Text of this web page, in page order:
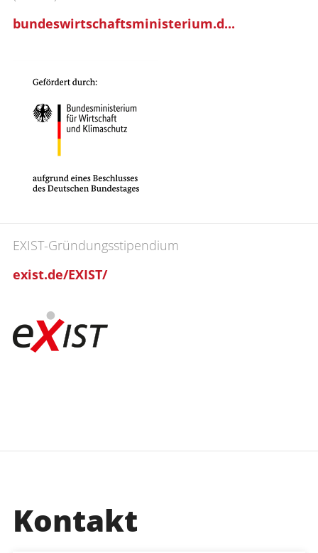
bundeswirtschaftsministerium.d...
EXIST-Gründungsstipendium
exist.de/EXIST/
Kontakt